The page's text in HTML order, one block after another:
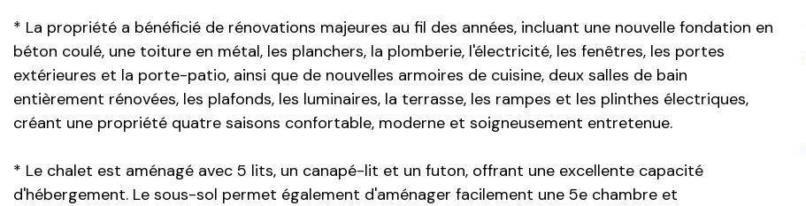
* La propriété a bénéficié de rénovations majeures au fil des années, incluant une nouvelle fondation en
béton coulé, une toiture en métal, les planchers, la plomberie, l'électricité, les fenêtres, les portes
extérieures et la porte-patio, ainsi que de nouvelles armoires de cuisine, deux salles de bain
entièrement rénovées, les plafonds, les luminaires, la terrasse, les rampes et les plinthes électriques,
créant une propriété quatre saisons confortable, moderne et soigneusement entretenue.
* Le chalet est aménagé avec 5 lits, un canapé-lit et un futon, offrant une excellente capacité
d'hébergement. Le sous-sol permet également d'aménager facilement une 5e chambre et